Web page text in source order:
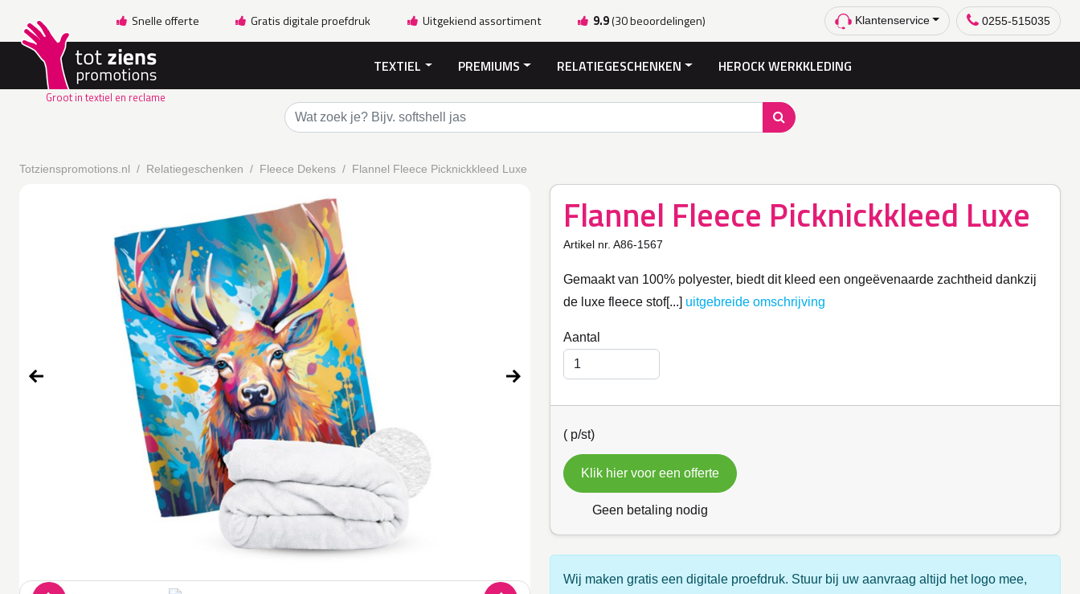
Snelle offerte Gratis digitale proefdruk Uitgekiend assortiment 9.9(30 beoordelingen) Klantenservice 0255-515035
Groot in textiel en reclame
TEXTIEL PREMIUMS RELATIEGESCHENKEN HEROCK WERKKLEDING
Totzienspromotions.nl Relatiegeschenken Fleece Dekens Flannel Fleece Picknickkleed Luxe
Flannel Fleece Picknickkleed Luxe
Artikel nr. A86-1567
Gemaakt van 100% polyester, biedt dit kleed een ongeëvenaarde zachtheid dankzij
de luxe fleece stof[...] uitgebreide omschrijving
Aantal
( p/st)
Klik hier voor een offerte
Geen betaling nodig
Wij maken gratis een digitale proefdruk. Stuur bij uw aanvraag altijd het logo mee,